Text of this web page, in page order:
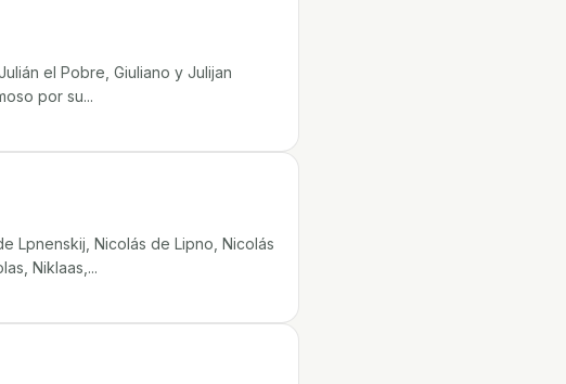
el Pobre, Giuliano y Julijan
por su...
Lpnenskij, Nicolás de Lipno, Nicolás
Niklaas,...